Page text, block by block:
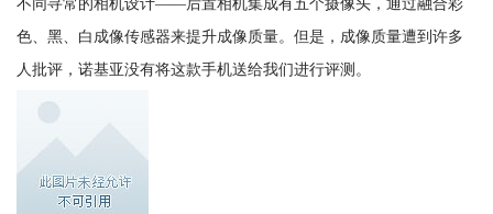
不同寻常的相机设计——后置相机集成有五个摄像头，通过融合彩
色、黑、白成像传感器来提升成像质量。但是，成像质量遭到许多
人批评，诺基亚没有将这款手机送给我们进行评测。